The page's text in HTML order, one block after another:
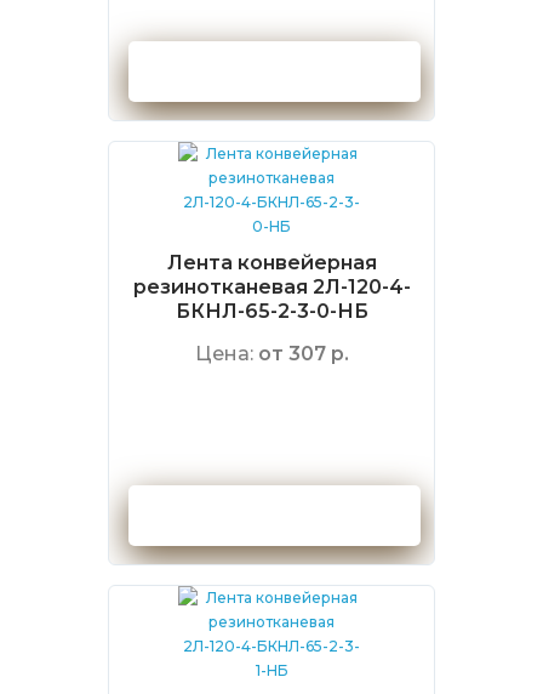
Лента конвейерная
резинотканевая 2Л-120-4-
БКНЛ-65-2-3-0-НБ
Цена: от 307 р.